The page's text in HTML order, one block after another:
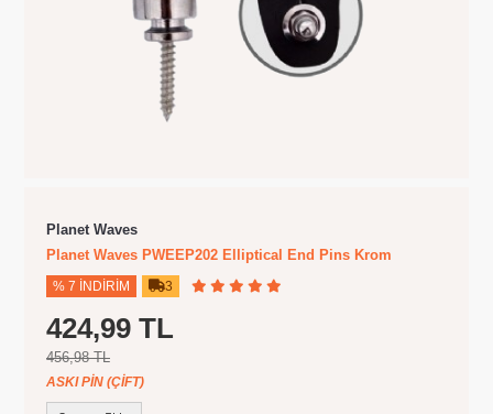
Planet Waves
Planet Waves PWEEP202 Elliptical End Pins Krom
% 7 İNDIRIM 3
424,99 TL
456,98 TL
ASKI PIN (ÇIFT)